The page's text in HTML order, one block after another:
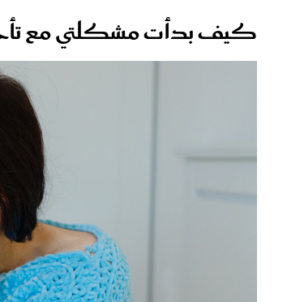
كيف بدأت مشكلتي مع